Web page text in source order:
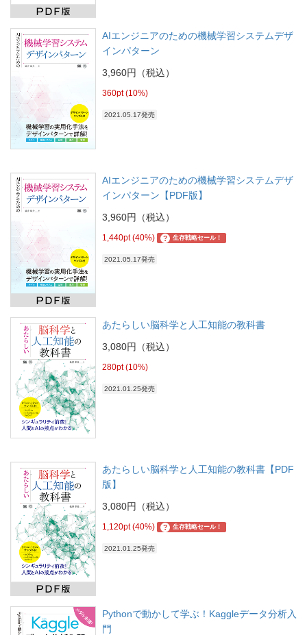
AIエンジニアのための機械学習システムデザ
インパターン
3,960円（税込）
360pt (10%)
2021.05.17発売
AIエンジニアのための機械学習システムデザ
インパターン【PDF版】
3,960円（税込）
1,440pt (40%) ? 生存戦略セール！
2021.05.17発売
あたらしい脳科学と人工知能の教科書
3,080円（税込）
280pt (10%)
2021.01.25発売
あたらしい脳科学と人工知能の教科書【PDF
版】
3,080円（税込）
1,120pt (40%) ? 生存戦略セール！
2021.01.25発売
Pythonで動かして学ぶ！Kaggleデータ分析入
門